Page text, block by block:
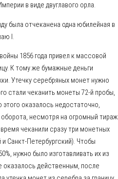
в виде двуглавого орла.
была отчеканена одна юбилейная в
I.
1856 года привел к массовой
К тому же бумажные деньги
Утечку серебряных монет нужно
стали чеканить монеты 72-й пробы,
оказалось недостаточно,
несмотря на огромный тираж
чеканили сразу три монетных
Санкт-Петербургский). Чтобы
нужно было изготавливать их из
действенным, после